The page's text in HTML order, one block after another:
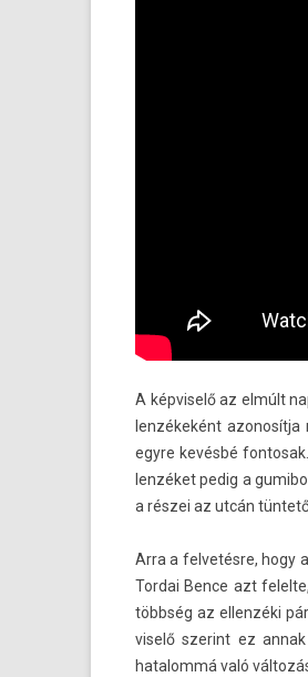
A kép­viselő az elmúlt
lenzékeként
egyre kevésbé
lenzéket pedig a
a részei az utcán
Arra a fel­vetés­re, hogy
Tor­dai Bence azt
többség az el­lenzéki
viselő szerint ez
hatalommá való